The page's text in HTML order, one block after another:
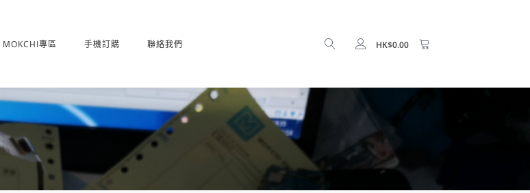
MOKCHI專區 手機訂購 聯絡我們 HK$0.00